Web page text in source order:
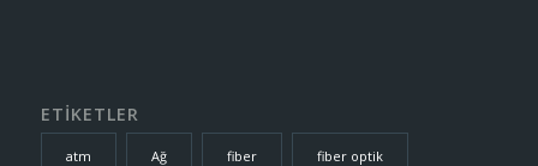
ETİKETLER
atm Ağ fiber fiber optik